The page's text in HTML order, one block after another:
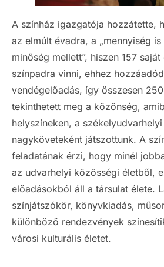
A színház igazgatója hozzátette,
az elmúlt évadra, a „mennyiség
minőség mellett”, hiszen 157
színpadra vinni, ehhez
vendégelőadás, így összesen
tekinthetett meg a közönség,
helyszíneken, a
nagyköveteként játszottunk. A
feladatának érzi, hogy minél
az udvarhelyi közösségi életből,
előadásokból áll a társulat élete.
színjátszókör, könyvkiadás,
különböző rendezvények
városi kulturális életet.